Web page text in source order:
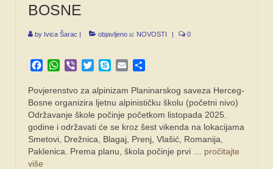
BOSNE
by Ivica Šarac | objavljeno u: NOVOSTI | 0
Facebook
WhatsApp
Viber TwitterSkypeEmail
Povjerenstvo za alpinizam Planinarskog saveza Herceg-
Bosne organizira ljetnu alpinističku školu (početni nivo)
Održavanje škole počinje početkom listopada 2025.
godine i održavati će se kroz šest vikenda na lokacijama
Smetovi, Drežnica, Blagaj, Prenj, Vlašić, Romanija,
Paklenica. Prema planu, škola počinje prvi … pročitajte
više